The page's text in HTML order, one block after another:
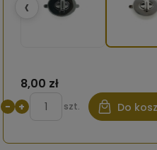
‹
8,00 zł
− + szt. Do